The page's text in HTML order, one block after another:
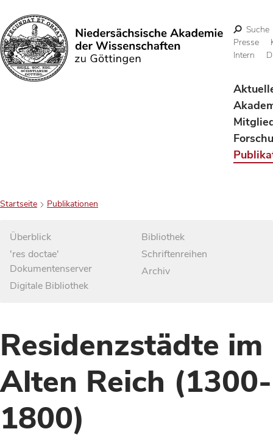
Suchen
Suche
Presse
Intern
Startseite Publikationen
Überblick
'res doctae'
Dokumentenserver
Digitale Bibliothek
Bibliothek
Schriftenreihen
Archiv
Residenzstädte im
Alten Reich (1300-
1800)